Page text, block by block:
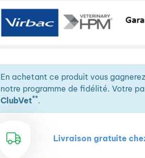
En achetant ce produit vous gagnerez
notre programme de fidélité. Votre
ClubVet**.
Livraison gratuite